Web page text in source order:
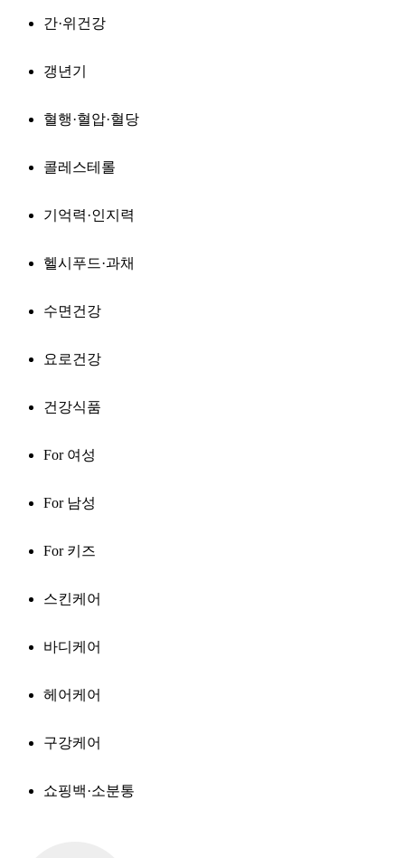
간·위건강
갱년기
혈행·혈압·혈당
콜레스테롤
기억력·인지력
헬시푸드·과채
수면건강
요로건강
건강식품
For 여성
For 남성
For 키즈
스킨케어
바디케어
헤어케어
구강케어
쇼핑백·소분통